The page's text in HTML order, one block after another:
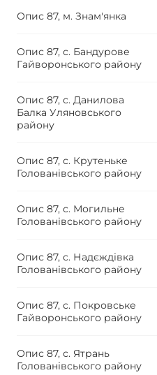
Опис 87, м. Знам'янка
Опис 87, с. Бандурове
Гайворонського району
Опис 87, с. Данилова
Балка Уляновського
району
Опис 87, с. Крутеньке
Голованівського району
Опис 87, с. Могильне
Голованівського району
Опис 87, с. Надєждівка
Голованівського району
Опис 87, с. Покровське
Гайворонського району
Опис 87, с. Ятрань
Голованівського району